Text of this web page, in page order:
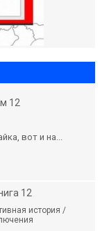
12
вот и на...
12
история /